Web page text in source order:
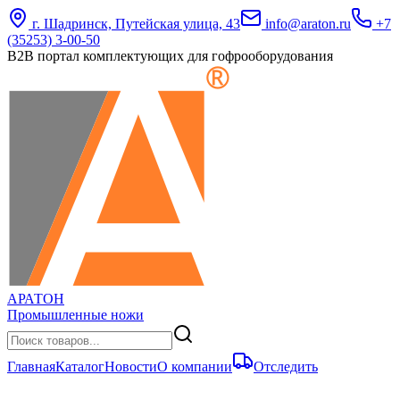
г. Шадринск, Путейская улица, 43 info@araton.ru
+7
(35253) 3-00-50
B2B портал комплектующих для гофрооборудования
АРАТОН
Промышленные ножи
ГлавнаяКаталогНовостиО компании Отследить